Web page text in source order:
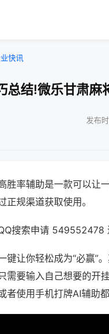
快讯
总结!微乐甘肃麻
发布
胜率辅助是一款可以让
正规渠道获取使用。
搜索申请 549552478
键让你轻松成为“必赢”
需要输入自己想要的开
者使用手机打牌AI辅助都